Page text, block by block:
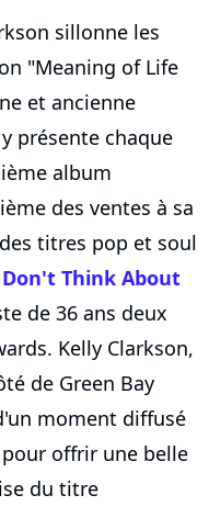
sillonne les
"Meaning of Life
et ancienne
présente chaque
album
des ventes à sa
titres pop et soul
Think About
de 36 ans deux
Kelly Clarkson,
de Green Bay
moment diffusé
pour offrir une belle
du titre